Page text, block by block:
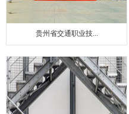
贵州省交通职业技...